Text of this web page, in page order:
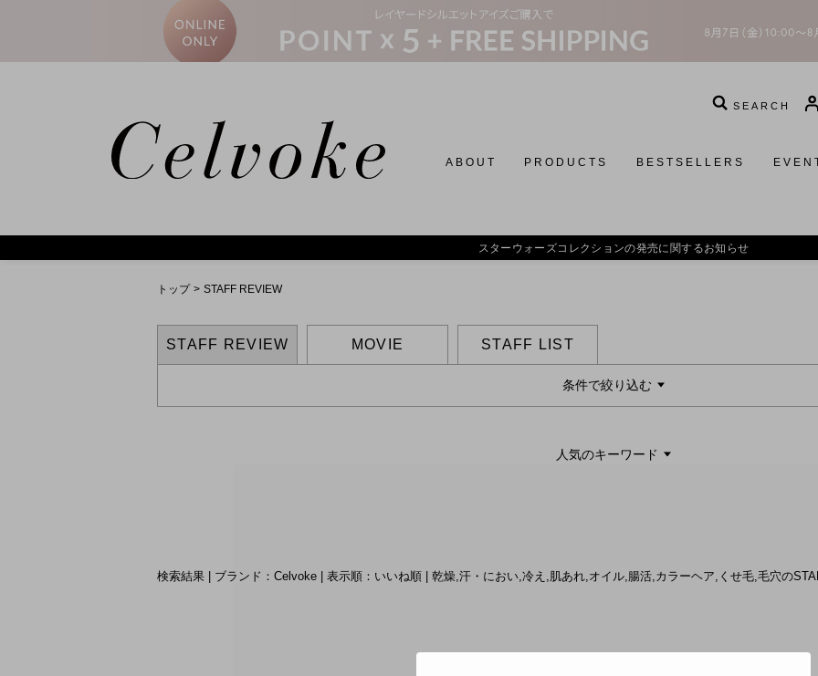
SEARCH
ABOUT PRODUCTS BESTSELLERS
スターウォーズコレクションの発売に関するお知らせ
トップ > STAFF REVIEW
STAFF REVIEW MOVIE STAFF LIST
条件で絞り込む
人気のキーワード
検索結果 | ブランド：Celvoke | 表示順：いいね順 | 乾燥,汗・におい,冷え,肌あれ,オイル,腸活,カラーヘア,くせ毛,毛穴の